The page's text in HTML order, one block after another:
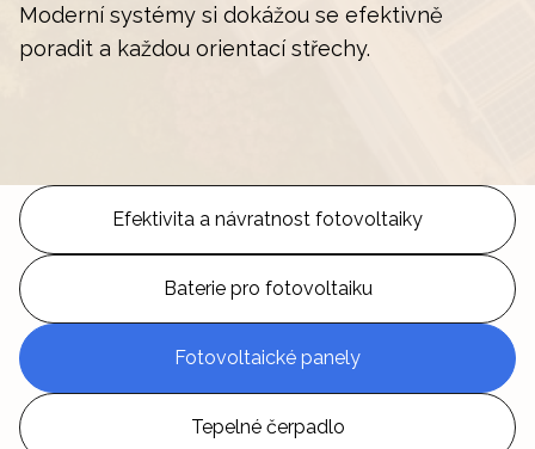
Moderní systémy si dokážou se efektivně
poradit a každou orientací střechy.
Efektivita a návratnost fotovoltaiky
Baterie pro fotovoltaiku
Fotovoltaické panely
Tepelné čerpadlo